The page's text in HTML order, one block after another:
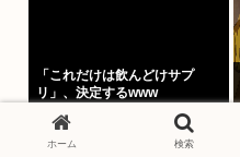
「これだけは飲んどけサプ
リ」、決定するwww
ホーム 検索